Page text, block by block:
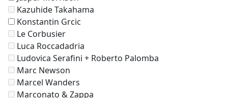
Kazuhide Takahama
Konstantin Grcic
Le Corbusier
Luca Roccadadria
Ludovica Serafini + Roberto Palomba
Marc Newson
Marcel Wanders
Marconato & Zappa